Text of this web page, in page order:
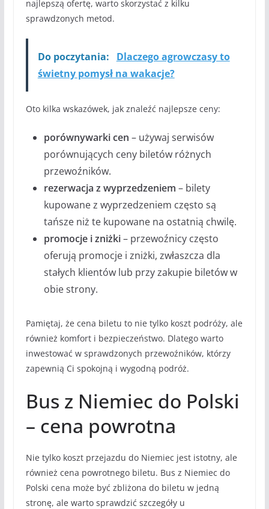
najlepszą ofertę, warto skorzystać z kilku
sprawdzonych metod.
Do poczytania:
Dlaczego agrowczasy to
świetny pomysł na wakacje?
Oto kilka wskazówek, jak znaleźć najlepsze ceny:
porównywarki cen – używaj serwisów
porównujących ceny biletów różnych
przewoźników.
rezerwacja z wyprzedzeniem – bilety
kupowane z wyprzedzeniem często są
tańsze niż te kupowane na ostatnią chwilę.
promocje i zniżki– przewoźnicy często
oferują promocje i zniżki, zwłaszcza dla
stałych klientów lub przy zakupie biletów w
obie strony.
Pamiętaj, że cena biletu to nie tylko koszt podróży, ale
również komfort i bezpieczeństwo. Dlatego warto
inwestować w sprawdzonych przewoźników, którzy
zapewnią Ci spokojną i wygodną podróż.
Bus z Niemiec do Polski
– cena powrotna
Nie tylko koszt przejazdu do Niemiec jest istotny, ale
również cena powrotnego biletu. Bus z Niemiec do
Polski cena może być zbliżona do biletu w jedną
stronę, ale warto sprawdzić szczegóły u